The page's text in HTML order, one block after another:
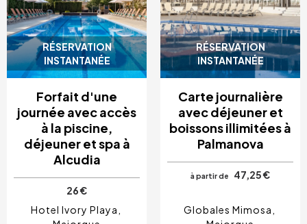
RÉSERVATION
INSTANTANÉE
Forfait d'une
journée avec accès
à la piscine,
déjeuner et spa à
Alcudia
26 €
Hotel Ivory Playa
RÉSERVATION
INSTANTANÉE
Carte journalière
avec déjeuner et
boissons illimitées à
Palmanova
à partir de 47,25 €
Globales Mimosa